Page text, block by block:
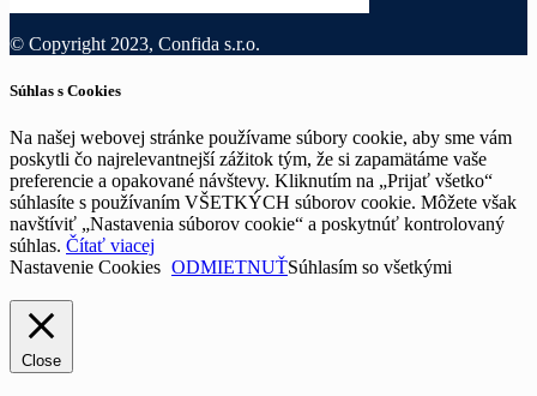
© Copyright 2023, Confida s.r.o.
Súhlas s Cookies
Na našej webovej stránke používame súbory cookie, aby sme vám
poskytli čo najrelevantnejší zážitok tým, že si zapamätáme vaše
preferencie a opakované návštevy. Kliknutím na „Prijať všetko“
súhlasíte s používaním VŠETKÝCH súborov cookie. Môžete však
navštíviť „Nastavenia súborov cookie“ a poskytnúť kontrolovaný
súhlas. Čítať viacej
Nastavenie Cookies ODMIETNUŤSúhlasím so všetkými
Close